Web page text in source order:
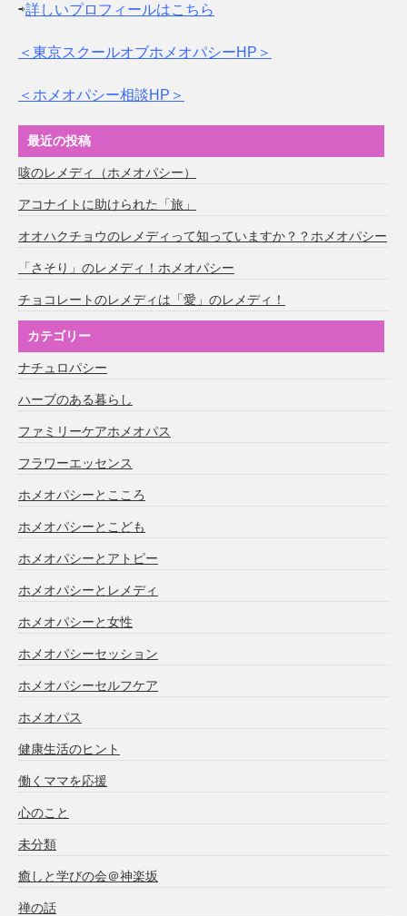
⇨詳しいプロフィールはこちら
＜東京スクールオブホメオパシーHP＞
＜ホメオパシー相談HP＞
最近の投稿
咳のレメディ（ホメオパシー）
アコナイトに助けられた「旅」
オオハクチョウのレメディって知っていますか？？ホメオパシー
「さそり」のレメディ！ホメオパシー
チョコレートのレメディは「愛」のレメディ！
カテゴリー
ナチュロパシー
ハーブのある暮らし
ファミリーケアホメオパス
フラワーエッセンス
ホメオパシーとこころ
ホメオパシーとこども
ホメオパシーとアトピー
ホメオパシーとレメディ
ホメオパシーと女性
ホメオパシーセッション
ホメオパシーセルフケア
ホメオパス
健康生活のヒント
働くママを応援
心のこと
未分類
癒しと学びの会＠神楽坂
禅の話